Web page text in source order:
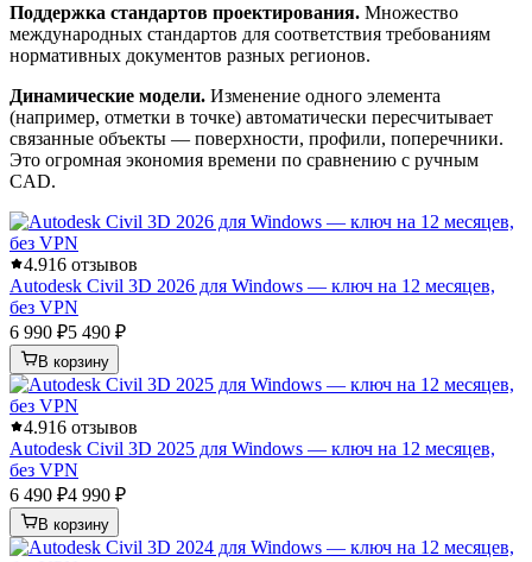
Поддержка стандартов проектирования. Множество
международных стандартов для соответствия требованиям
нормативных документов разных регионов.
Динамические модели. Изменение одного элемента
(например, отметки в точке) автоматически пересчитывает
связанные объекты — поверхности, профили, поперечники.
Это огромная экономия времени по сравнению с ручным
CAD.
4.916 отзывов
Autodesk Civil 3D 2026 для Windows — ключ на 12 месяцев,
без VPN
6 990 ₽5 490 ₽
В корзину
4.916 отзывов
Autodesk Civil 3D 2025 для Windows — ключ на 12 месяцев,
без VPN
6 490 ₽4 990 ₽
В корзину